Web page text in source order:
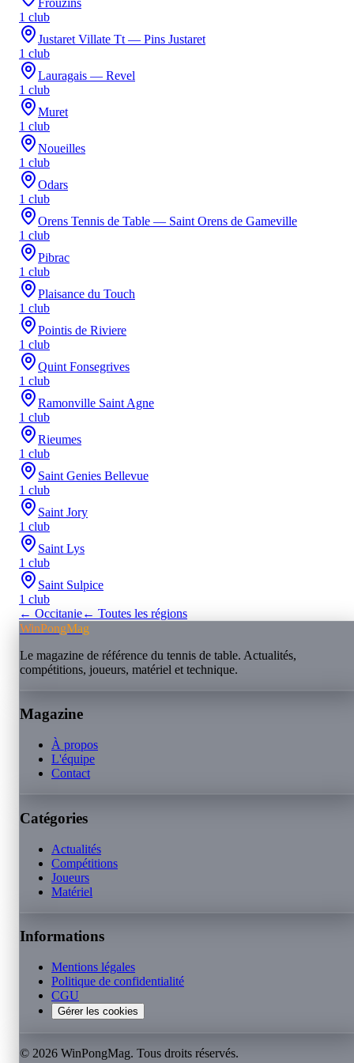
1 club
Justaret Villate Tt — Pins Justaret
1 club
Lauragais — Revel
1 club
Muret
1 club
Noueilles
1 club
Odars
1 club
Orens Tennis de Table — Saint Orens de Gameville
1 club
Pibrac
1 club
Plaisance du Touch
1 club
Pointis de Riviere
1 club
Quint Fonsegrives
1 club
Ramonville Saint Agne
1 club
Rieumes
1 club
Saint Genies Bellevue
1 club
Saint Jory
1 club
Saint Lys
1 club
Saint Sulpice
1 club
← Occitanie← Toutes les régions
WinPongMag
Le magazine de référence du tennis de table. Actualités,
compétitions, joueurs, matériel et technique.
Magazine
À propos
L'équipe
Contact
Catégories
Actualités
Compétitions
Joueurs
Matériel
Informations
Mentions légales
Politique de confidentialité
CGU
Gérer les cookies
© 2026 WinPongMag. Tous droits réservés.